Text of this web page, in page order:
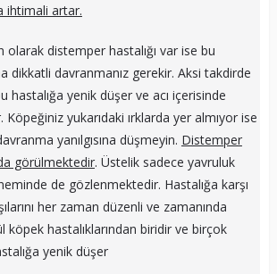
ihtimali artar.
olarak distemper hastalığı var ise bu
dikkatli davranmanız gerekir. Aksi takdirde
hastalığa yenik düşer ve acı içerisinde
Köpeğiniz yukarıdaki ırklarda yer almıyor ise
yanılgısına düşmeyin. Distemper
görülmektedir. Üstelik sadece yavruluk
de gözlenmektedir. Hastalığa karşı
her zaman düzenli ve zamanında
köpek hastalıklarından biridir ve birçok
yenik düşer